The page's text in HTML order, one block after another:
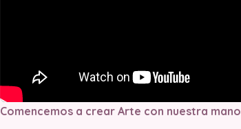
Comencemos a crear Arte con nuestra mano